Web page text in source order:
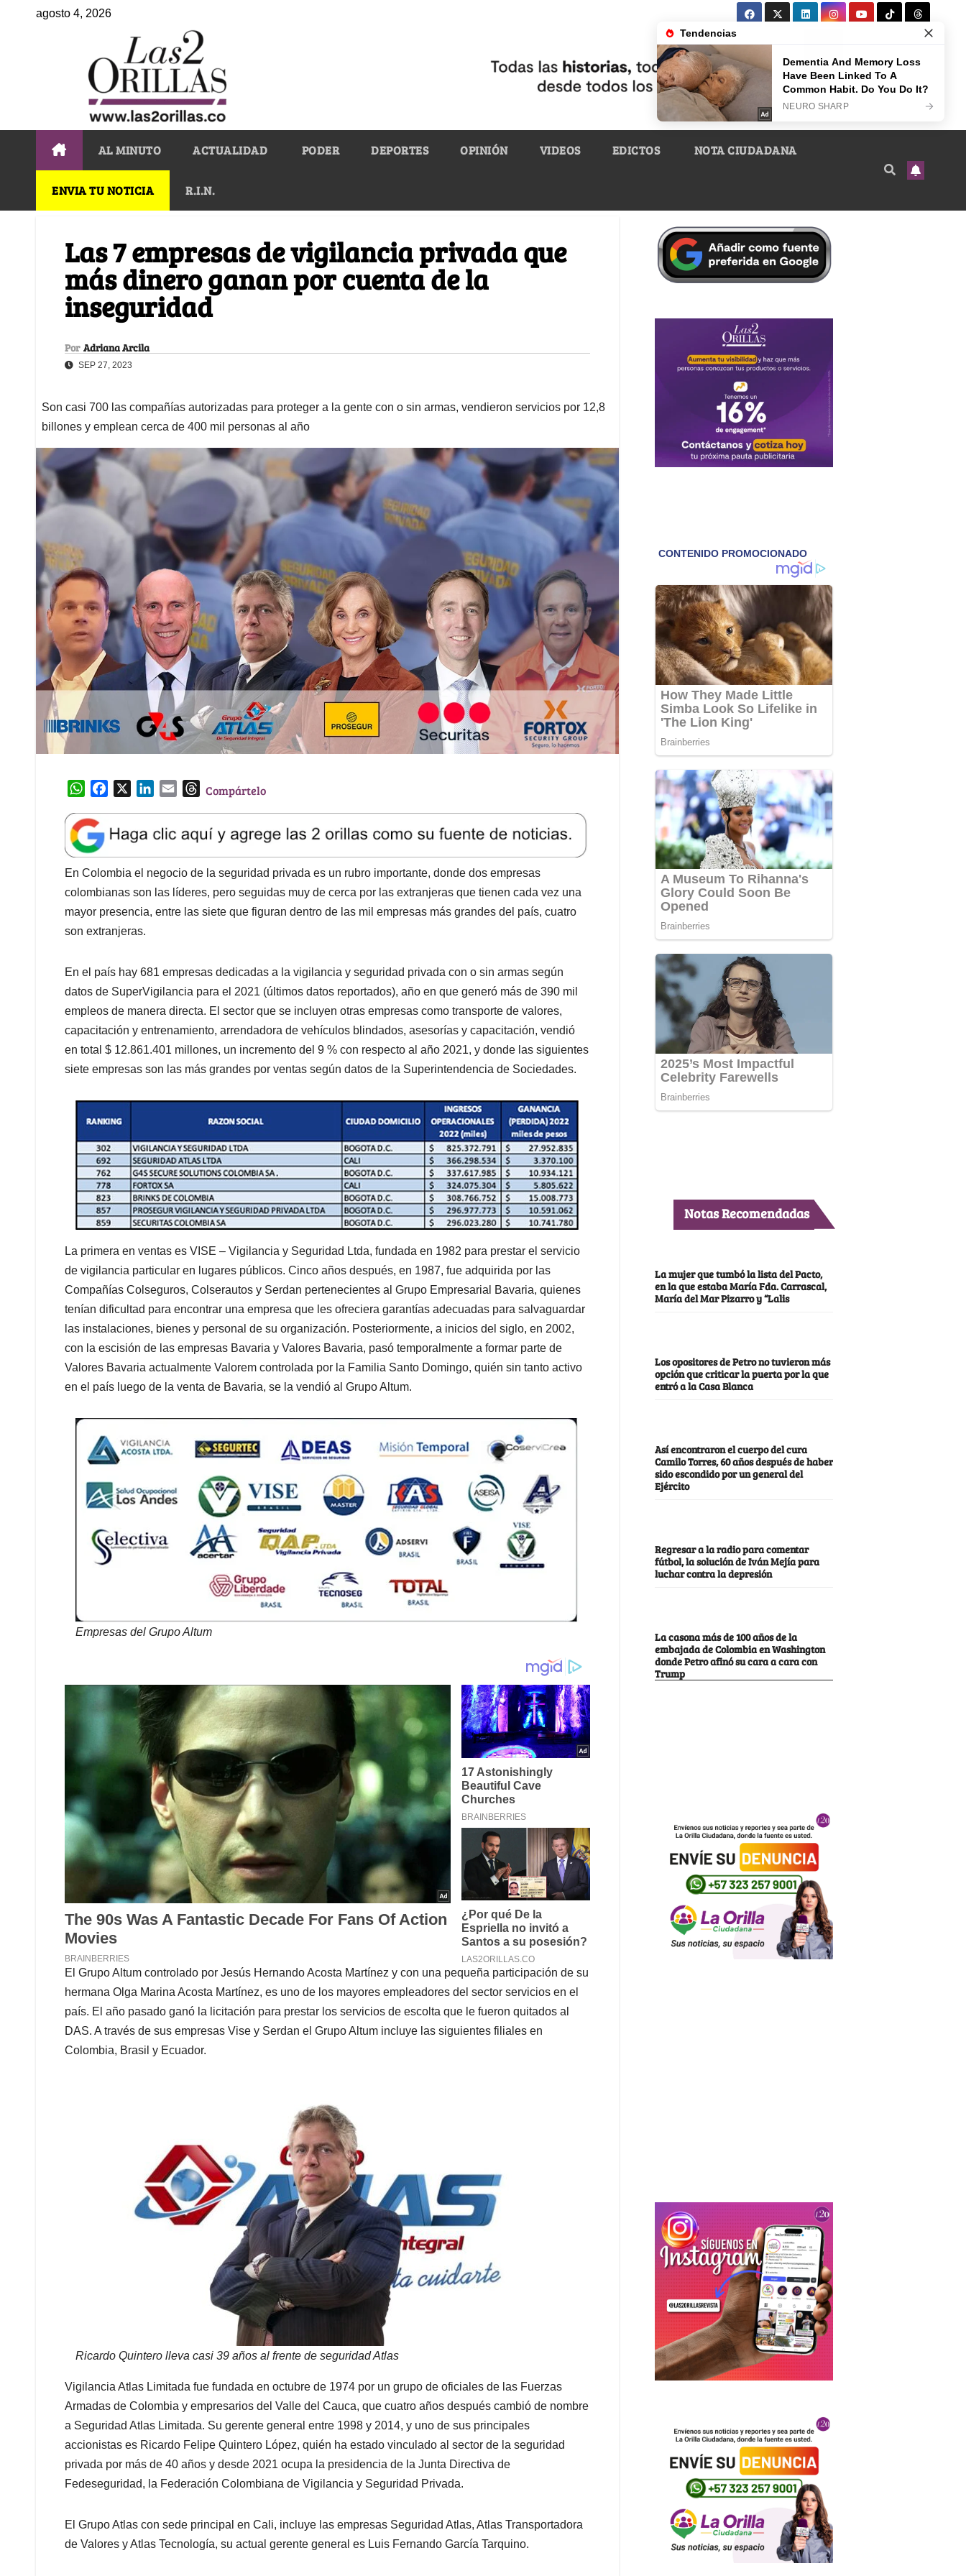
agosto 4, 2026
AL MINUTO ACTUALIDAD PODER DEPORTES OPINIÓN VIDEOS EDICTOS NOTA CIUDADANA
ENVIA TU NOTICIA R.I.N.
Las 7 empresas de vigilancia privada que
más dinero ganan por cuenta de la
inseguridad
Por Adriana Arcila
SEP 27, 2023
Son casi 700 las compañías autorizadas para proteger a la gente con o sin armas, vendieron servicios por 12,8
billones y emplean cerca de 400 mil personas al año
W
a
t
s
A
p
p
e
b
o
o
k
k
e
d
I
n
l
T
e
a
d
s
Compártelo
En Colombia el negocio de la seguridad privada es un rubro importante, donde dos empresas
colombianas son las líderes, pero seguidas muy de cerca por las extranjeras que tienen cada vez una
mayor presencia, entre las siete que figuran dentro de las mil empresas más grandes del país, cuatro
son extranjeras.
En el país hay 681 empresas dedicadas a la vigilancia y seguridad privada con o sin armas según
datos de SuperVigilancia para el 2021 (últimos datos reportados), año en que generó más de 390 mil
empleos de manera directa. El sector que se incluyen otras empresas como transporte de valores,
capacitación y entrenamiento, arrendadora de vehículos blindados, asesorías y capacitación, vendió
en total $ 12.861.401 millones, un incremento del 9 % con respecto al año 2021, y donde las siguientes
siete empresas son las más grandes por ventas según datos de la Superintendencia de Sociedades.
La primera en ventas es VISE – Vigilancia y Seguridad Ltda, fundada en 1982 para prestar el servicio
de vigilancia particular en lugares públicos. Cinco años después, en 1987, fue adquirida por las
Compañías Colseguros, Colserautos y Serdan pertenecientes al Grupo Empresarial Bavaria, quienes
tenían dificultad para encontrar una empresa que les ofreciera garantías adecuadas para salvaguardar
las instalaciones, bienes y personal de su organización. Posteriormente, a inicios del siglo, en 2002,
con la escisión de las empresas Bavaria y Valores Bavaria, pasó temporalmente a formar parte de
Valores Bavaria actualmente Valorem controlada por la Familia Santo Domingo, quién sin tanto activo
en el país luego de la venta de Bavaria, se la vendió al Grupo Altum.
Empresas del Grupo Altum
El Grupo Altum controlado por Jesús Hernando Acosta Martínez y con una pequeña participación de su
hermana Olga Marina Acosta Martínez, es uno de los mayores empleadores del sector servicios en el
país. El año pasado ganó la licitación para prestar los servicios de escolta que le fueron quitados al
DAS. A través de sus empresas Vise y Serdan el Grupo Altum incluye las siguientes filiales en
Colombia, Brasil y Ecuador.
Ricardo Quintero lleva casi 39 años al frente de seguridad Atlas
Vigilancia Atlas Limitada fue fundada en octubre de 1974 por un grupo de oficiales de las Fuerzas
Armadas de Colombia y empresarios del Valle del Cauca, que cuatro años después cambió de nombre
a Seguridad Atlas Limitada. Su gerente general entre 1998 y 2014, y uno de sus principales
accionistas es Ricardo Felipe Quintero López, quién ha estado vinculado al sector de la seguridad
privada por más de 40 años y desde 2021 ocupa la presidencia de la Junta Directiva de
Fedeseguridad, la Federación Colombiana de Vigilancia y Seguridad Privada.
El Grupo Atlas con sede principal en Cali, incluye las empresas Seguridad Atlas, Atlas Transportadora
de Valores y Atlas Tecnología, su actual gerente general es Luis Fernando García Tarquino.
Notas Recomendadas
La mujer que tumbó la lista del Pacto,
en la que estaba María Fda. Carrascal,
María del Mar Pizarro y “Lalis
Los opositores de Petro no tuvieron más
opción que criticar la puerta por la que
entró a la Casa Blanca
Así encontraron el cuerpo del cura
Camilo Torres, 60 años después de haber
sido escondido por un general del
Ejército
Regresar a la radio para comentar
fútbol, la solución de Iván Mejía para
luchar contra la depresión
La casona más de 100 años de la
embajada de Colombia en Washington
donde Petro afinó su cara a cara con
Trump